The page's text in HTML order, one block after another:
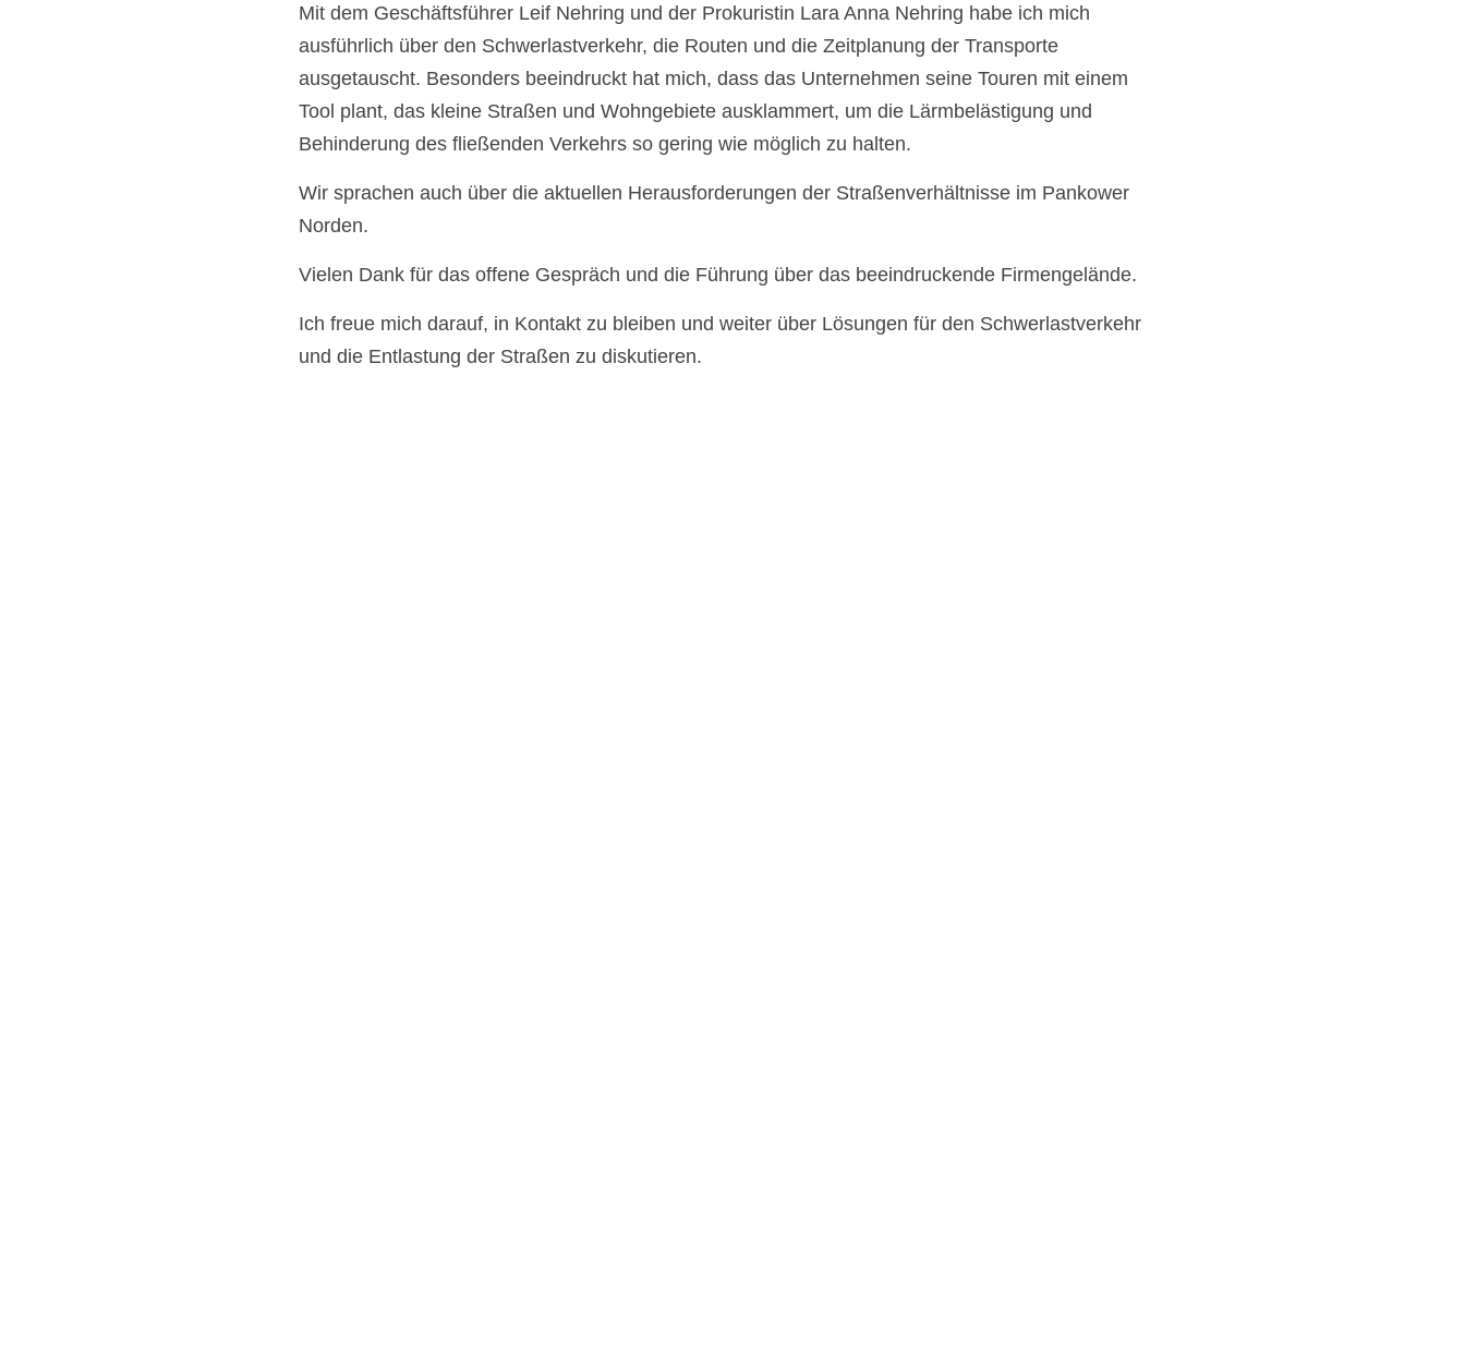
Mit dem Geschäftsführer Leif Nehring und der Prokuristin Lara Anna Nehring habe ich mich
ausführlich über den Schwerlastverkehr, die Routen und die Zeitplanung der Transporte
ausgetauscht. Besonders beeindruckt hat mich, dass das Unternehmen seine Touren mit einem
Tool plant, das kleine Straßen und Wohngebiete ausklammert, um die Lärmbelästigung und
Behinderung des fließenden Verkehrs so gering wie möglich zu halten.
Wir sprachen auch über die aktuellen Herausforderungen der Straßenverhältnisse im Pankower
Norden.
Vielen Dank für das offene Gespräch und die Führung über das beeindruckende Firmengelände.
Ich freue mich darauf, in Kontakt zu bleiben und weiter über Lösungen für den Schwerlastverkehr
und die Entlastung der Straßen zu diskutieren.